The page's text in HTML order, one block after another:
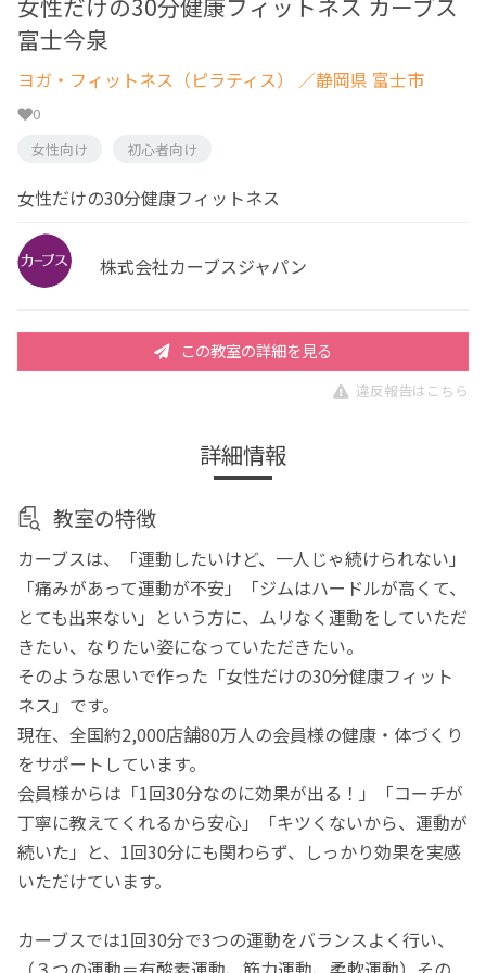
富士今泉
ヨガ・フィットネス（ピラティス） ／静岡県 富士市
0
女性向け
初心者向け
女性だけの30分健康フィットネス
株式会社カーブスジャパン
この教室の詳細を見る
違反報告はこちら
詳細情報
教室の特徴
カーブスは、「運動したいけど、一人じゃ続けられない」
「痛みがあって運動が不安」「ジムはハードルが高くて、
とても出来ない」という方に、ムリなく運動をしていただ
きたい、なりたい姿になっていただきたい。
そのような思いで作った「女性だけの30分健康フィット
ネス」です。
現在、全国約2,000店舗80万人の会員様の健康・体づくり
をサポートしています。
会員様からは「1回30分なのに効果が出る！」「コーチが
丁寧に教えてくれるから安心」「キツくないから、運動が
続いた」と、1回30分にも関わらず、しっかり効果を実感
いただけています。
カーブスでは1回30分で3つの運動をバランスよく行い、